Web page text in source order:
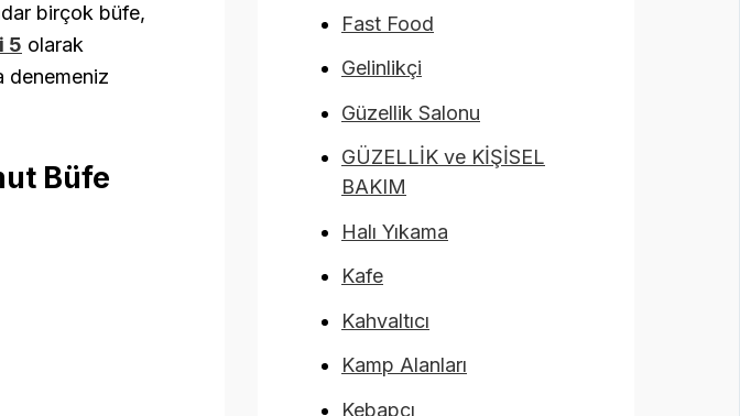
birçok büfe,
5 olarak
denemeniz
Büfe
Fast Food
Gelinlikçi
Güzellik Salonu
GÜZELLİK ve KİŞİSEL
BAKIM
Halı Yıkama
Kafe
Kahvaltıcı
Kamp Alanları
Kebapçı